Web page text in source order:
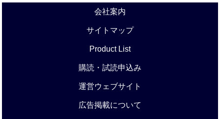
会社案内
サイトマップ
Product List
購読・試読申込み
運営ウェブサイト
広告掲載について